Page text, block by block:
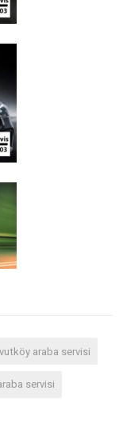
araba servisi
servisi